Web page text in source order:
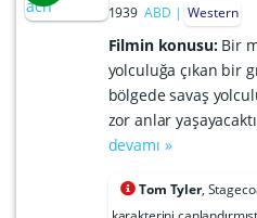
1939 ABD Western
Filmin konusu: Bir
yolculuğa çıkan bir
bölgede savaş
zor anlar
devamı »
Tom Tyler,